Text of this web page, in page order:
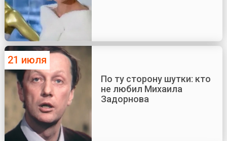
21 июля
По ту сторону шутки: кто
не любил Михаила
Задорнова